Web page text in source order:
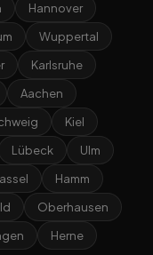
Hannover
Wuppertal
Karlsruhe
Aachen
Kiel
Lübeck
Ulm
Hamm
Oberhausen
Herne